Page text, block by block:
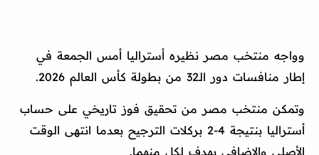
وواجه منتخب مصر نظيره أستراليا أمس الجمعة في
إطار منافسات دور الـ32 من بطولة كأس العالم 2026.
وتمكن منتخب مصر من تحقيق فوز تاريخي على حساب
أستراليا بنتيجة 4-2 بركلات الترجيح بعدما انتهى الوقت
الأصلي والإضافي بهدف لكل منهما.